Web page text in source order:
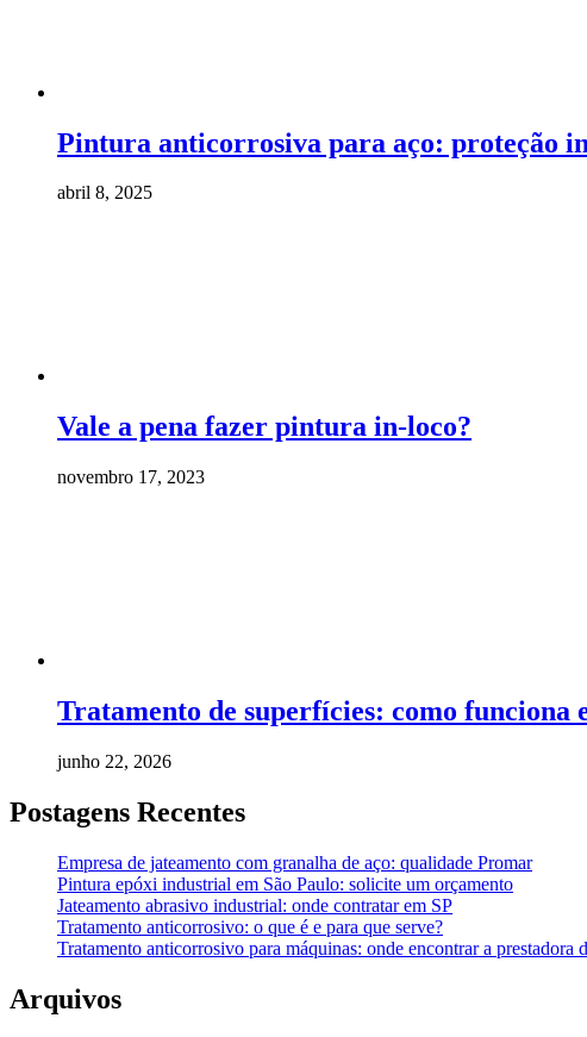
Pintura anticorrosiva para aço: proteção
abril 8, 2025
Vale a pena fazer pintura in-loco?
novembro 17, 2023
Tratamento de superfícies: como funciona
junho 22, 2026
Postagens Recentes
Empresa de jateamento com granalha de aço: qualidade Promar
Pintura epóxi industrial em São Paulo: solicite um orçamento
Jateamento abrasivo industrial: onde contratar em SP
Tratamento anticorrosivo: o que é e para que serve?
Tratamento anticorrosivo para máquinas: onde encontrar a prestadora
Arquivos